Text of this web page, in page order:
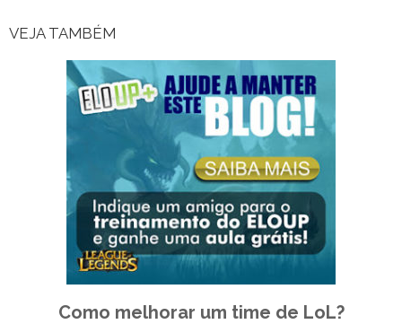
VEJA TAMBÉM
Como melhorar um time de LoL?